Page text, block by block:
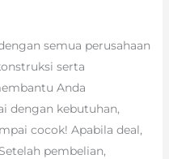
semua perusahaan
serta
Anda
dengan kebutuhan,
cocok! Apabila deal,
pembelian,